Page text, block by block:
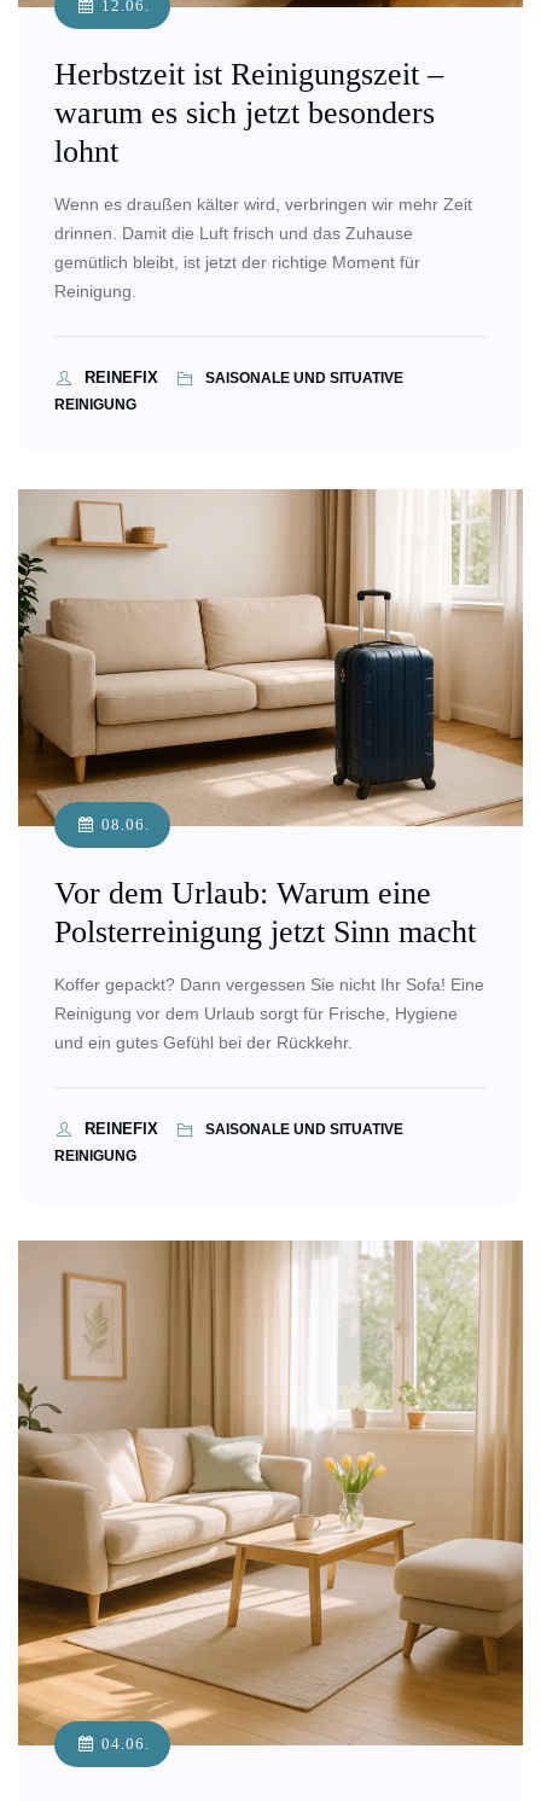
12.06.
Herbstzeit ist Reinigungszeit –
warum es sich jetzt besonders
lohnt
Wenn es draußen kälter wird, verbringen wir mehr Zeit
drinnen. Damit die Luft frisch und das Zuhause
gemütlich bleibt, ist jetzt der richtige Moment für
Reinigung.
REINEFIX
SAISONALE UND SITUATIVE
REINIGUNG
08.06.
Vor dem Urlaub: Warum eine
Polsterreinigung jetzt Sinn macht
Koffer gepackt? Dann vergessen Sie nicht Ihr Sofa! Eine
Reinigung vor dem Urlaub sorgt für Frische, Hygiene
und ein gutes Gefühl bei der Rückkehr.
REINEFIX
SAISONALE UND SITUATIVE
REINIGUNG
04.06.